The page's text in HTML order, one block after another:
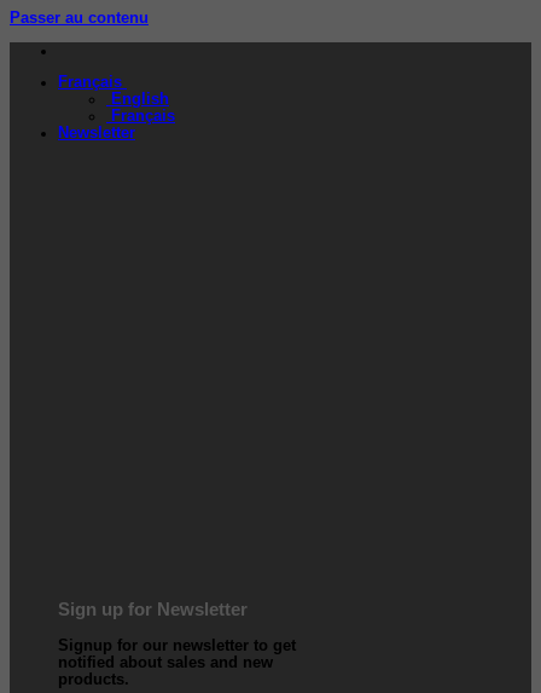
Passer au contenu
Français
English
Français
Newsletter
Sign up for Newsletter
Signup for our newsletter to get
notified about sales and new
products.